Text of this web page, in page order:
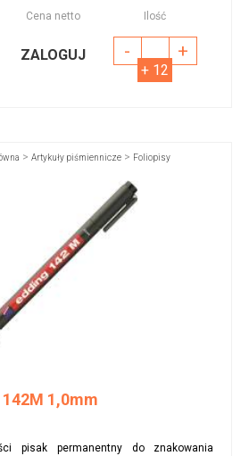
Cena netto Ilość
ZALOGUJ - +
+ 12
> Artykuły piśmiennicze > Foliopisy
1,0mm
pisak permanentny do znakowania